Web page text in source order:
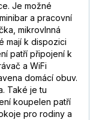
Je možné
a pracovní
mikrovlnná
mají k dispozici
patří připojení k
a WiFi
domácí obuv.
Také je tu
koupelen patří
pro rodiny a